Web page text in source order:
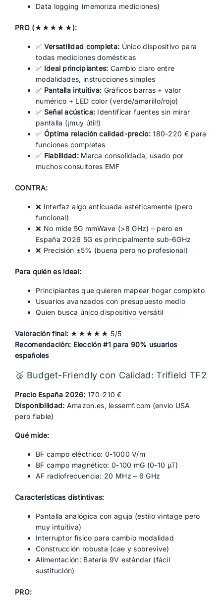
Data logging (memoriza mediciones)
PRO (★★★★★):
✅ Versatilidad completa: Único dispositivo para
todas mediciones domésticas
✅ Ideal principiantes: Cambio claro entre
modalidades, instrucciones simples
✅ Pantalla intuitiva: Gráficos barras + valor
numérico + LED color (verde/amarillo/rojo)
✅ Señal acústica: Identificar fuentes sin mirar
pantalla (¡muy útil!)
✅ Óptima relación calidad-precio:180-220 € para
funciones completas
✅ Fiabilidad:Marca consolidada, usado por
muchos consultores EMF
CONTRA:
❌ Interfaz algo anticuada estéticamente (pero
funcional)
❌ No mide 5G mmWave (>8 GHz) – pero en
España 2026 5G es principalmente sub-6GHz
❌ Precisión ±5% (buena pero no profesional)
Para quién es ideal:
Principiantes que quieren mapear hogar completo
Usuarios avanzados con presupuesto medio
Quien busca único dispositivo versátil
Valoración final: ★★★★★ 5/5
Recomendación: Elección #1 para 90% usuarios
españoles
🥈 Budget-Friendly con Calidad: Trifield TF2
Precio España 2026: 170-210 €
Disponibilidad: Amazon.es, lessemf.com (envío USA
pero fiable)
Qué mide:
BF campo eléctrico: 0-1000 V/m
BF campo magnético: 0-100 mG (0-10 µT)
AF radiofrecuencia: 20 MHz – 6 GHz
Características distintivas:
Pantalla analógica con aguja (estilo vintage pero
muy intuitiva)
Interruptor físico para cambio modalidad
Construcción robusta (cae y sobrevive)
Alimentación: Batería 9V estándar (fácil
sustitución)
PRO: